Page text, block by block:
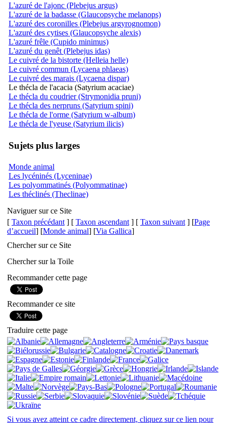
L'azuré de l'ajonc (Plebejus argus)
L'azuré de la badasse (Glaucopsyche melanops)
L'azuré des coronilles (Plebejus argyrognomon)
L'azuré des cytises (Glaucopsyche alexis)
L'azuré frêle (Cupido minimus)
L'azuré du genêt (Plebejus idas)
Le cuivré de la bistorte (Helleia helle)
Le cuivré commun (Lycaena phlaeas)
Le cuivré des marais (Lycaena dispar)
Le thécla de l'acacia (Satyrium acaciae)
Le thécla du coudrier (Strymonidia pruni)
Le thécla des nerpruns (Satyrium spini)
Le thécla de l'orme (Satyrium w-album)
Le thécla de l'yeuse (Satyrium ilicis)
Sujets plus larges
Monde animal
Les lycéninés (Lyceninae)
Les polyommatinés (Polyommatinae)
Les théclinés (Theclinae)
Naviguer sur ce Site
[ Taxon précédant ] [ Taxon ascendant ] [ Taxon suivant ] [Page
d’accueil] [Monde animal] [Via Gallica]
Chercher sur ce Site
Chercher sur la Toile
Recommander cette page
Recommander ce site
Traduire cette page
Si vous avez atteint ce cadre directement, cliquez sur ce lien pour